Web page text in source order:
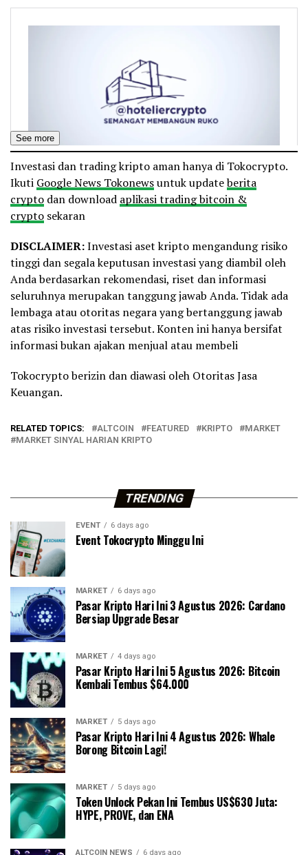
See more
Investasi dan trading kripto aman hanya di Tokocrypto.
Ikuti Google News Tokonewsuntuk updateberita
crypto dan download aplikasi trading bitcoin &
crypto sekaran
DISCLAIMER:Investasi aset kripto mengandung risiko
tinggi dan segala keputusan investasi yang diambil oleh
Anda berdasarkan rekomendasi, riset dan informasi
seluruhnya merupakan tanggung jawab Anda. Tidak ada
lembaga atau otoritas negara yang bertanggung jawab
atas risiko investasi tersebut. Konten ini hanya bersifat
informasi bukan ajakan menjual atau membeli
Tokocrypto berizin dan diawasi oleh Otoritas Jasa
Keuangan.
RELATED TOPICS: ALTCOIN FEATURED KRIPTO
MARKET
MARKET SINYAL HARIAN KRIPTO
TRENDING
EVENT 6 days ago
Event Tokocrypto Minggu Ini
MARKET 6 days ago
Pasar Kripto Hari Ini 3 Agustus 2026: Cardano
Bersiap Upgrade Besar
MARKET 4 days ago
Pasar Kripto Hari Ini 5 Agustus 2026: Bitcoin
Kembali Tembus $64.000
MARKET 5 days ago
Pasar Kripto Hari Ini 4 Agustus 2026: Whale
Borong Bitcoin Lagi!
MARKET 5 days ago
Token Unlock Pekan Ini Tembus US$630 Juta:
HYPE, PROVE, dan ENA
ALTCOIN NEWS 6 days ago